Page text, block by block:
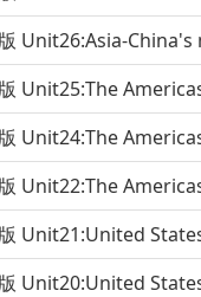
Unit22:The
Unit21:United
Unit20:United